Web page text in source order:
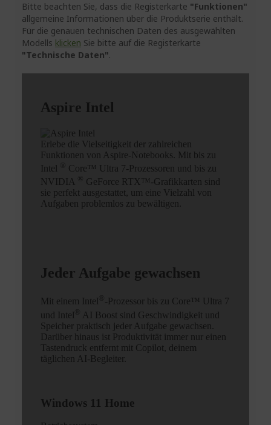
Bitte beachten Sie, dass die Registerkarte "Funktionen"
allgemeine Informationen über die Produktserie enthält.
Für die genauen technischen Daten des ausgewählten
Modells klicken Sie bitte auf die Registerkarte
"Technische Daten".